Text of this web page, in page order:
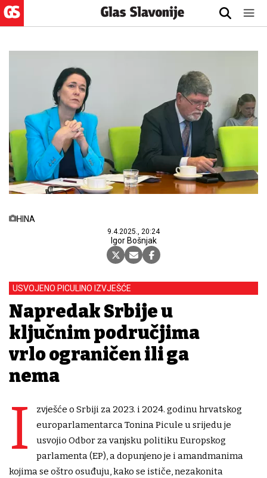
HINA
9.4.2025., 20:24
Igor Bošnjak
USVOJENO PICULINO IZVJEŠĆE
Napredak Srbije u
ključnim područjima
vrlo ograničen ili ga
nema
I
zvješće o Srbiji za 2023. i 2024. godinu hrvatskog
europarlamentarca Tonina Picule u srijedu je
usvojio Odbor za vanjsku politiku Europskog
parlamenta (EP), a dopunjeno je i amandmanima
kojima se oštro osuđuju, kako se ističe, nezakonita